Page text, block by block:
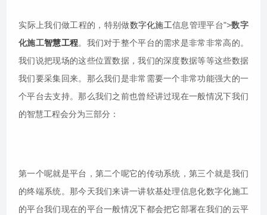
实际上我们做工程的，特别做数字化施工信息管理平台">数字
化施工智慧工程。我们对于整个平台的需求是非常非常高的。
我们说把现场的这些位置数据，我们的深度数据等等这些数据
我们要采集回来。那么我们是非常需要一个非常功能强大的一
个平台去支持。那么我们之前也曾经讲过现在一般情况下我们
的智慧工程会分为三部分：
第一个呢就是平台，第二个呢它的传动系统，第三个就是我们
的终端系统。那今天我们来讲一讲软基处理信息化数字化施工
的平台我们现在的平台一般情况下都会把它部署在我们的云平